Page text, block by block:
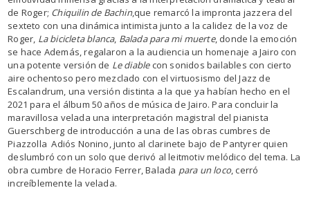
de Roger; Chiquilin de Bachin,que remarcó la impronta jazzera del
sexteto con una dinámica intimista junto a la calidez de la voz de
Roger, La bicicleta blanca, Balada para mi muerte, donde la emoción
se hace Además, regalaron a la audiencia un homenaje a Jairo con
una potente versión de Le diablecon sonidos bailables con cierto
aire ochentoso pero mezclado con el virtuosismo del Jazz de
Escalandrum, una versión distinta a la que ya habían hecho en el
2021 para el álbum 50 años de música de Jairo. Para concluir la
maravillosa velada una interpretación magistral del pianista
Guerschberg de introducción a una de las obras cumbres de
Piazzolla Adiós Nonino, junto al clarinete bajo de Pantyrer quien
deslumbró con un solo que derivó al leitmotiv melódico del tema. La
obra cumbre de Horacio Ferrer, Balada para un loco, cerró
increíblemente la velada.